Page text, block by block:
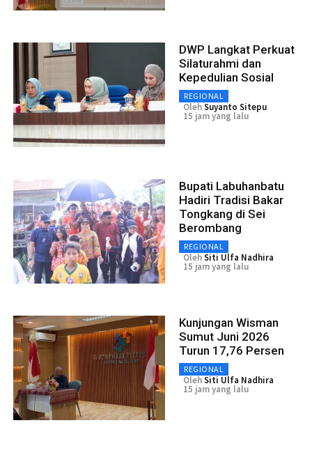
DWP Langkat Perkuat
Silaturahmi dan
Kepedulian Sosial
REGIONAL
OlehSuyanto Sitepu
15 jam yang lalu
Bupati Labuhanbatu
Hadiri Tradisi Bakar
Tongkang di Sei
Berombang
REGIONAL
OlehSiti Ulfa Nadhira
15 jam yang lalu
Kunjungan Wisman
Sumut Juni 2026
Turun 17,76 Persen
REGIONAL
OlehSiti Ulfa Nadhira
15 jam yang lalu